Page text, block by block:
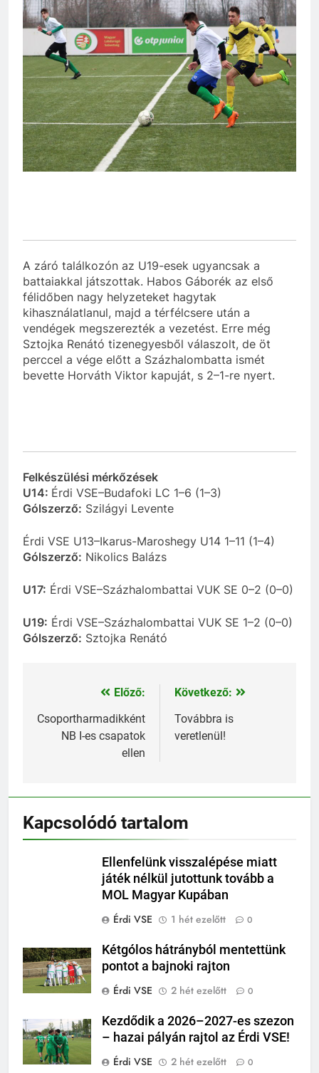
A záró találkozón az U19-esek ugyancsak a
battaiakkal játszottak. Habos Gáborék az első
félidőben nagy helyzeteket hagytak
kihasználatlanul, majd a térfélcsere után a
vendégek megszerezték a vezetést. Erre még
Sztojka Renátó tizenegyesből válaszolt, de öt
perccel a vége előtt a Százhalombatta ismét
bevette Horváth Viktor kapuját, s 2–1-re nyert.
Felkészülési mérkőzések
U14: Érdi VSE–Budafoki LC 1–6 (1–3)
Gólszerző: Szilágyi Levente
Érdi VSE U13–Ikarus-Maroshegy U14 1–11 (1–4)
Gólszerző: Nikolics Balázs
U17: Érdi VSE–Százhalombattai VUK SE 0–2 (0–0)
U19: Érdi VSE–Százhalombattai VUK SE 1–2 (0–0)
Gólszerző: Sztojka Renátó
Bejegyzés
navigáció
Előző:
Csoportharmadikként
NB I-es csapatok
ellen
Következő:
Továbbra is
veretlenül!
Kapcsolódó tartalom
Ellenfelünk visszalépése miatt
játék nélkül jutottunk tovább a
MOL Magyar Kupában
Érdi VSE
1 hét ezelőtt 0
Kétgólos hátrányból mentettünk
pontot a bajnoki rajton
Érdi VSE
2 hét ezelőtt 0
Kezdődik a 2026–2027-es szezon
– hazai pályán rajtol az Érdi VSE!
Érdi VSE
2 hét ezelőtt 0